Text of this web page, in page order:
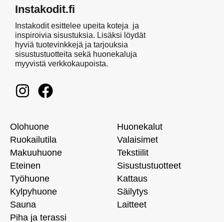
Instakodit.fi
Instakodit esittelee upeita koteja ja
inspiroivia sisustuksia. Lisäksi löydät
hyviä tuotevinkkejä ja tarjouksia
sisustustuotteita sekä huonekaluja
myyvistä verkkokaupoista.
Olohuone
Ruokailutila
Makuuhuone
Eteinen
Työhuone
Kylpyhuone
Sauna
Piha ja terassi
Huonekalut
Valaisimet
Tekstiilit
Sisustustuotteet
Kattaus
Säilytys
Laitteet